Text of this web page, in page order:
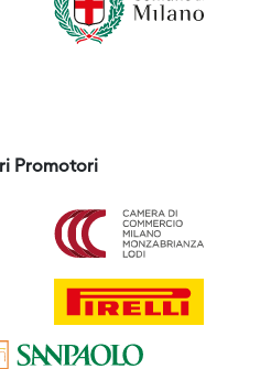
Promotori